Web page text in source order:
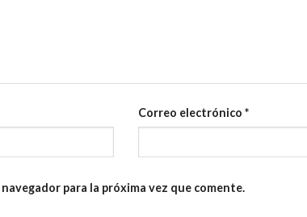
Correo electrónico *
para la próxima vez que comente.